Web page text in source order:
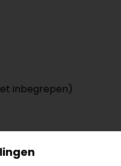
inbegrepen)
bekijken & passen